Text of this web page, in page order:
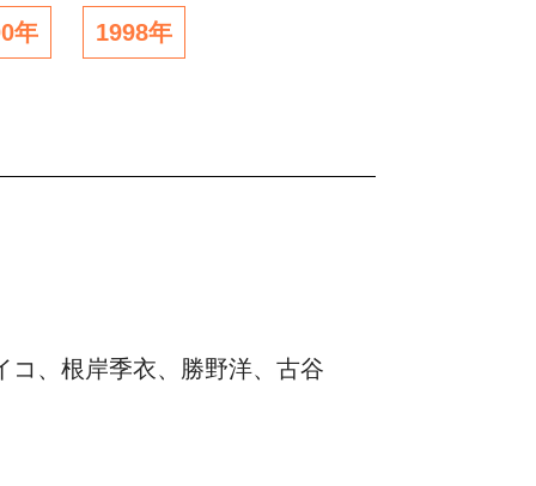
年 1998年
コ、根岸季衣、勝野洋、古谷